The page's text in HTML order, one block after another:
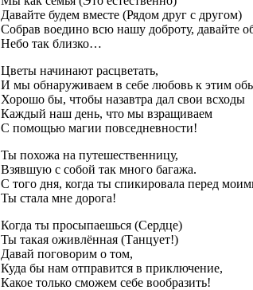
Давайте будем вместе (Рядом друг с другом)
Собрав воедино всю нашу доброту, давайте
Небо так близко…
Цветы начинают расцветать,
И мы обнаруживаем в себе любовь к этим
Хорошо бы, чтобы назавтра дал свои всходы
Каждый наш день, что мы взращиваем
С помощью магии повседневности!
Ты похожа на путешественницу,
Взявшую с собой так много багажа.
С того дня, когда ты спикировала перед
Ты стала мне дорога!
Когда ты просыпаешься (Сердце)
Ты такая оживлённая (Танцует!)
Давай поговорим о том,
Куда бы нам отправится в приключение,
Какое только сможем себе вообразить!